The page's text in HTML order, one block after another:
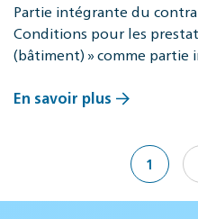
Partie intégrante du
Conditions pour les
(bâtiment) » comme
En savoir plus
1